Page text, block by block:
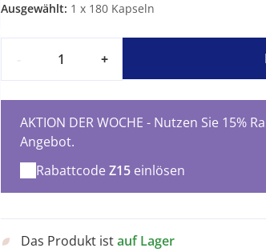
Ausgewählt: 1 x 180 Kapseln
+
AKTION DER WOCHE - Nutzen Sie 15%
Angebot.
Rabattcode Z15einlösen
Das Produkt istauf Lager